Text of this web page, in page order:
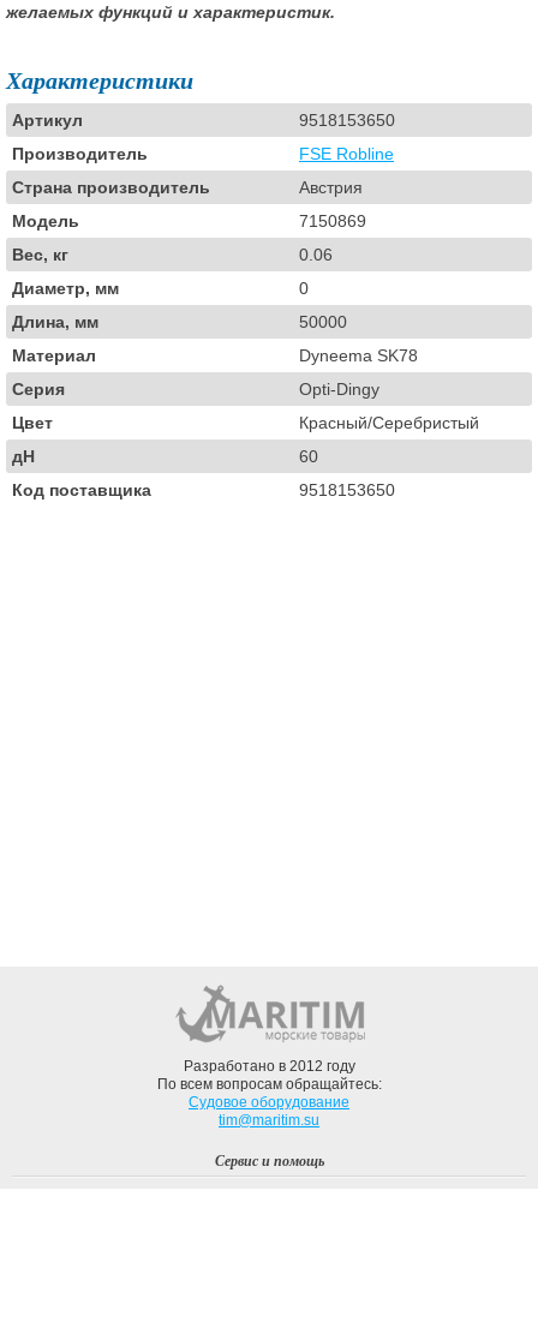
желаемых функций и характеристик.
Характеристики
Артикул
9518153650
Производитель
FSE Robline
Страна производитель
Австрия
Модель
7150869
Вес, кг
0.06
Диаметр, мм
0
Длина, мм
50000
Материал
Dyneema SK78
Серия
Opti-Dingy
Цвет
Красный/Серебристый
дН
60
Код поставщика
9518153650
Разработано в 2012 году
По всем вопросам обращайтесь:
Судовое оборудование
tim@maritim.su
Сервис и помощь